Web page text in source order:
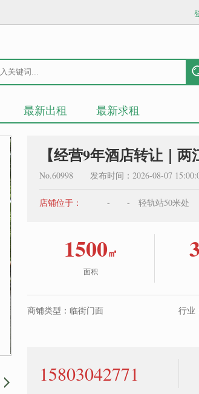
最新出租 最新求租
【经营9年酒店转让｜
No.60998 发布时间：2026-08-07
店铺位于： - - 轻轨站50米处
1500㎡
面积
商铺类型：临街门面 行业
15803042771